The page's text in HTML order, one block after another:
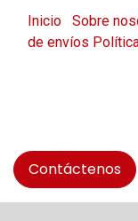
Inicio Sobre
de envíos
Contáctenos